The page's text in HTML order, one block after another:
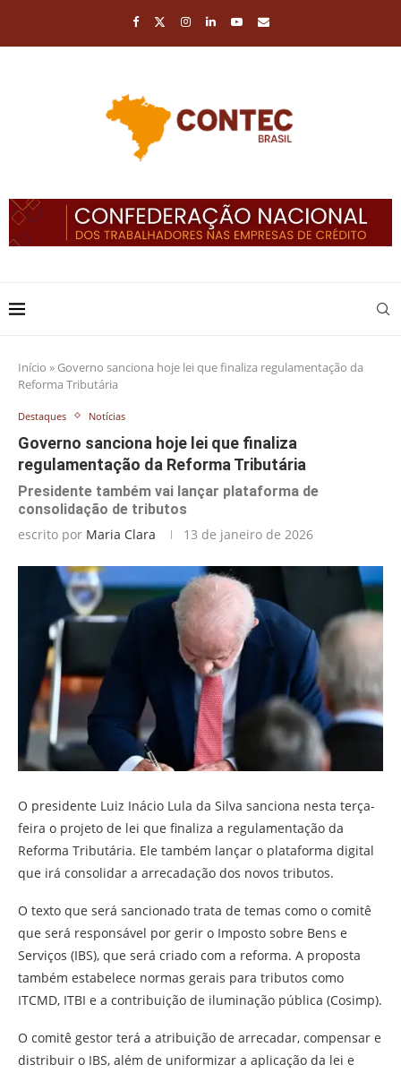
Início » Governo sanciona hoje lei que finaliza regulamentação da
Reforma Tributária
Destaques Notícias
Governo sanciona hoje lei que finaliza
regulamentação da Reforma Tributária
Presidente também vai lançar plataforma de
consolidação de tributos
escrito por Maria Clara 13 de janeiro de 2026
O presidente Luiz Inácio Lula da Silva sanciona nesta terça-
feira o projeto de lei que finaliza a regulamentação da
Reforma Tributária. Ele também lançar o plataforma digital
que irá consolidar a arrecadação dos novos tributos.
O texto que será sancionado trata de temas como o comitê
que será responsável por gerir o Imposto sobre Bens e
Serviços (IBS), que será criado com a reforma. A proposta
também estabelece normas gerais para tributos como
ITCMD, ITBI e a contribuição de iluminação pública (Cosimp).
O comitê gestor terá a atribuição de arrecadar, compensar e
distribuir o IBS, além de uniformizar a aplicação da lei e